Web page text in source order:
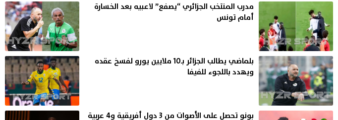
مدرب المنتخب الجزائري “يصفع” لاعبيه بعد الخسارة
أمام تونس
بلماضي يطالب الجزائر بـ10 ملايين يورو لفسخ عقده
ويهدد باللجوء للفيفا
بونو تحصل على الأصوات من 3 دول أفريقية و4 عربية